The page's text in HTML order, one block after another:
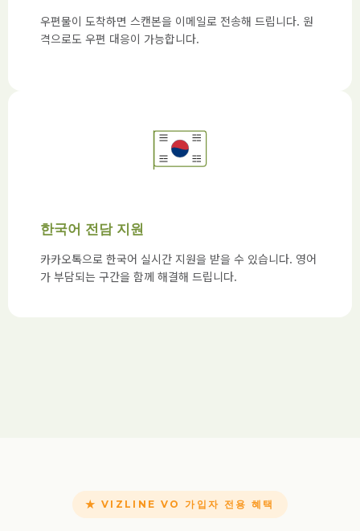
우편물이 도착하면 스캔본을 이메일로 전송해 드립니다. 원
격으로도 우편 대응이 가능합니다.
한국어 전담 지원
카카오톡으로 한국어 실시간 지원을 받을 수 있습니다. 영어
가 부담되는 구간을 함께 해결해 드립니다.
★ VIZLINE VO 가입자 전용 혜택